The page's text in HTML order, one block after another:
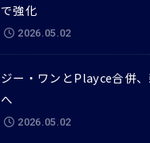
で強化
2026.05.02
ジー・ワンとPlayce合併
へ
2026.05.02